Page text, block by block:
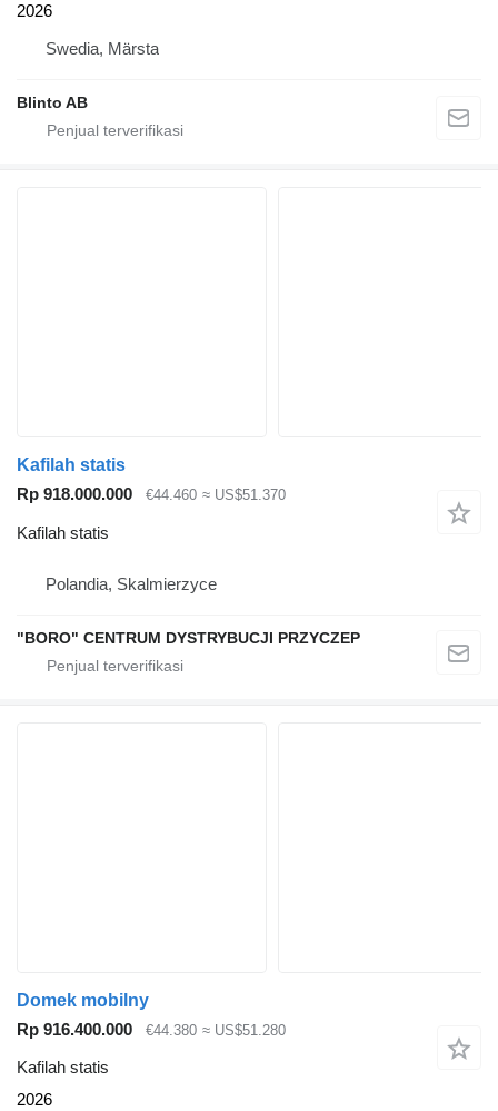
2026
Swedia, Märsta
Blinto AB
Kafilah statis
Rp 918.000.000
€44.460 ≈ US$51.370
Kafilah statis
Polandia, Skalmierzyce
"BORO" CENTRUM DYSTRYBUCJI PRZYCZEP
Domek mobilny
Rp 916.400.000
€44.380 ≈ US$51.280
Kafilah statis
2026